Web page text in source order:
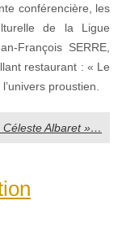
conférencière, les
de la Ligue
François SERRE,
restaurant : « Le
proustien.
Céleste Albaret »…